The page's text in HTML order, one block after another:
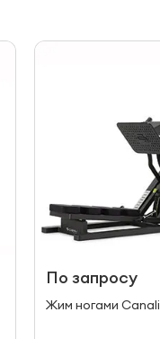
По запросу
Жим ногами Canali